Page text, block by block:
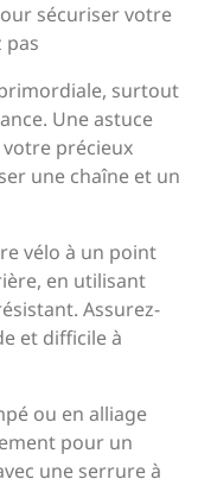
sécuriser votre
pas
surtout
Une astuce
précieux
une chaîne et un
vélo à un point
en utilisant
Assurez-
et difficile à
ou en alliage
pour un
une serrure à